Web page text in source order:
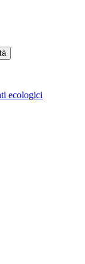
ecologici